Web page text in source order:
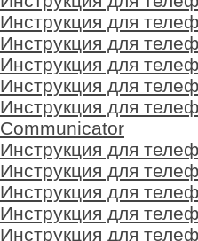
Инструкция для
Инструкция для
Инструкция для
Инструкция для
Инструкция для
Communicator
Инструкция для
Инструкция для
Инструкция для
Инструкция для
Инструкция для